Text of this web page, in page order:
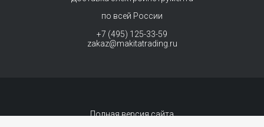
по всей России
+7 (495) 125-33-59
zakaz@makitatrading.ru
Полная версия сайта